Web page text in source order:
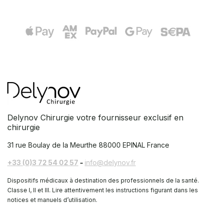
Delynov Chirurgie votre fournisseur exclusif en
chirurgie
31 rue Boulay de la Meurthe 88000 EPINAL France
+33 (0)3 72 54 02 57 - info@delynov.fr
Dispositifs médicaux à destination des professionnels de la santé.
Classe I, II et III. Lire attentivement les instructions figurant dans les
notices et manuels d’utilisation.